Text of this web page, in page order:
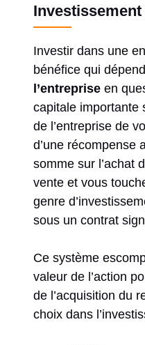
Investir dans une
bénéfice qui
l’entreprise en
capitale importante
de l’entreprise de
d’une récompense
somme sur l’achat
vente et vous
genre
sous un contrat
Ce système
valeur de l’action
de l’acquisition du
choix dans